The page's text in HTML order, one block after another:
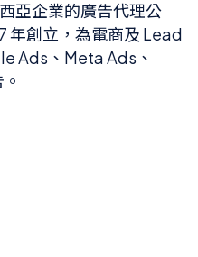
亞企業的廣告代理公
年創立，為電商及 Lead
Ads、Meta Ads、